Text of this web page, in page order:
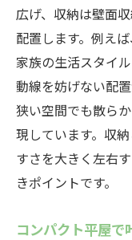
広げ、収納は壁面
配置します。例え
家族の生活スタイ
動線を妨げない配
狭い空間でも散ら
現しています。収
すさを大きく左右
きポイントです。
コンパクト平屋で